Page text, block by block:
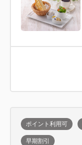
ポイント利用可
早期割引